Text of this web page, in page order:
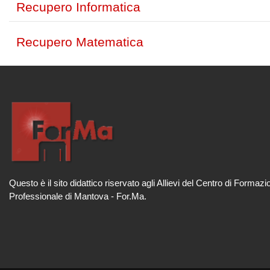
Recupero Informatica
Recupero Matematica
Questo è il sito didattico riservato agli Allievi del Centro di
Professionale di Mantova - For.Ma.